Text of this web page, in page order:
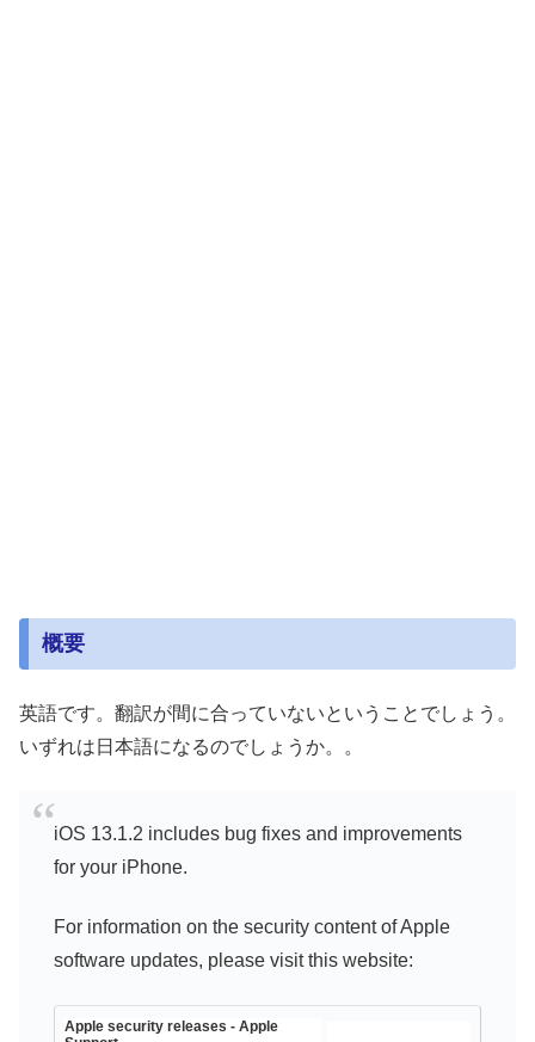
概要
英語です。翻訳が間に合っていないということでしょう。
いずれは日本語になるのでしょうか。。
iOS 13.1.2 includes bug fixes and improvements
for your iPhone.
For information on the security content of Apple
software updates, please visit this website:
Apple security releases - Apple